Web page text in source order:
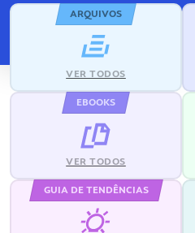
ARQUIVOS
VER TODOS
EBOOKS
VER TODOS
GUIA DE TENDÊNCIAS